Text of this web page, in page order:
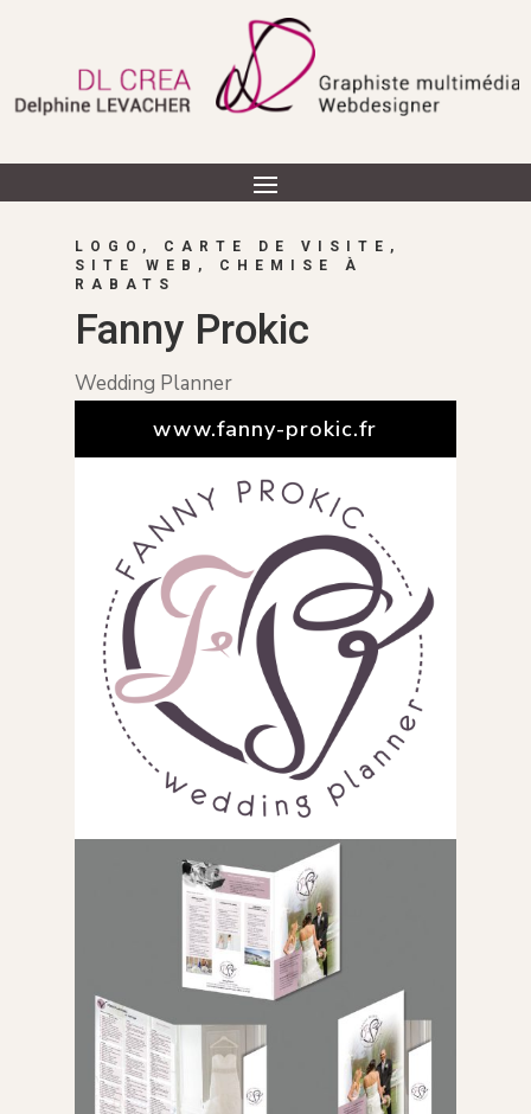
LOGO, CARTE DE VISITE,
SITE WEB, CHEMISE À
RABATS
Fanny Prokic
Wedding Planner
www.fanny-prokic.fr